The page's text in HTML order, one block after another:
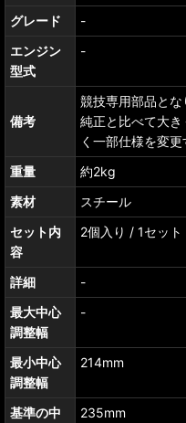
グレード
-
エンジン
型式
-
備考
競技専用部品と
純正と比べて大
く一部仕様を変更
重量
約2kg
素材
スチール
セット内
容
2個入り / 1セット
詳細
-
最大中心
調整幅
-
最小中心
調整幅
214mm
基準の中
235mm